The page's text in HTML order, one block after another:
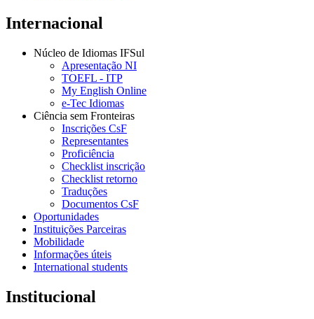
Internacional
Núcleo de Idiomas IFSul
Apresentação NI
TOEFL - ITP
My English Online
e-Tec Idiomas
Ciência sem Fronteiras
Inscrições CsF
Representantes
Proficiência
Checklist inscrição
Checklist retorno
Traduções
Documentos CsF
Oportunidades
Instituições Parceiras
Mobilidade
Informações úteis
International students
Institucional